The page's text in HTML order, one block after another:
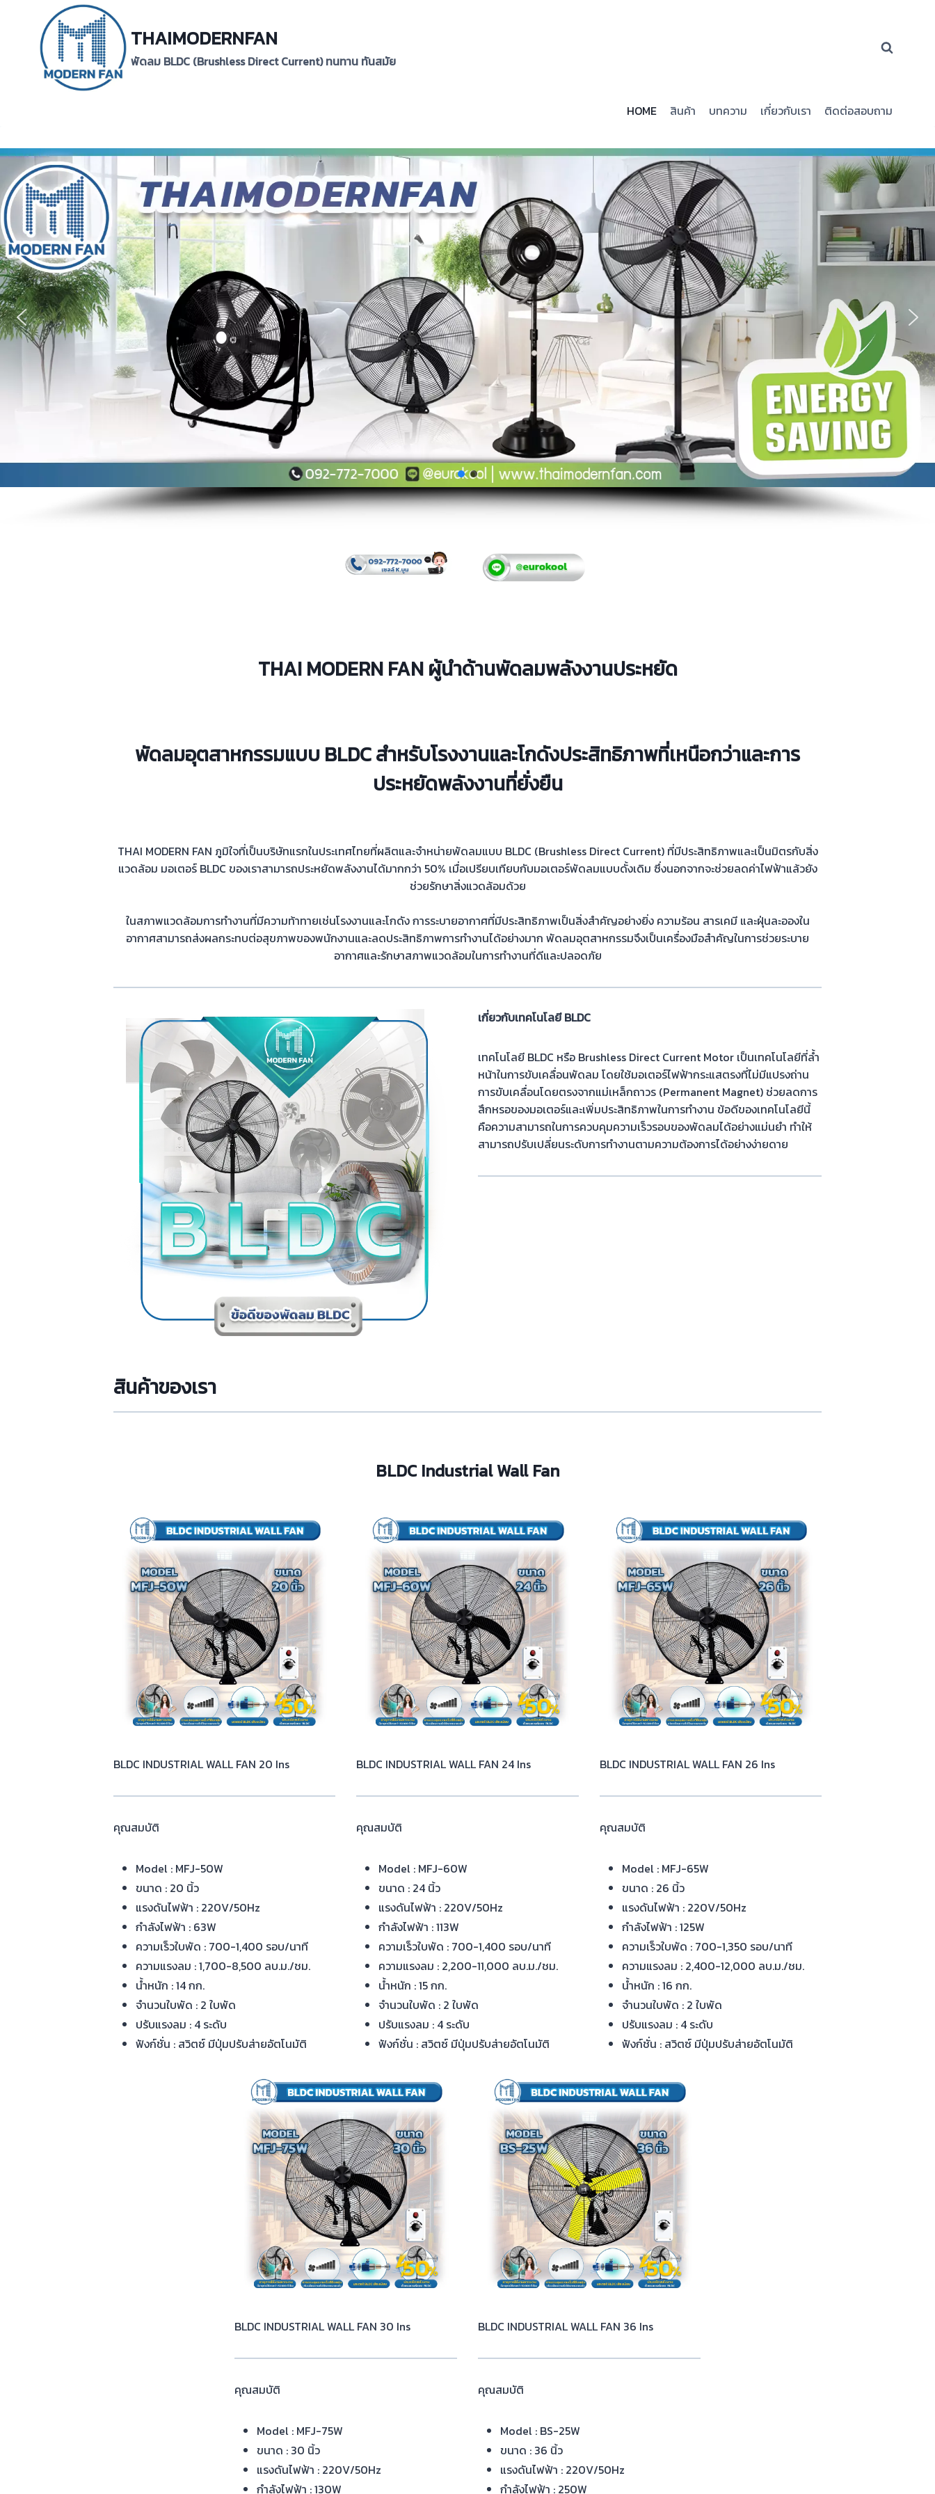
THAIMODERNFAN
พัดลม BLDC (Brushless Direct Current) ทนทาน ทันสมัย
HOME สินค้า บทความ เกี่ยวกับเรา ติดต่อสอบถาม
THAI MODERN FAN ผู้นำด้านพัดลมพลังงานประหยัด
พัดลมอุตสาหกรรมแบบ BLDCสำหรับโรงงานและโกดังประสิทธิภาพที่เหนือกว่าและการ
ประหยัดพลังงานที่ยั่งยืน
THAI MODERN FAN ภูมิใจที่เป็นบริษัทแรกในประเทศไทยที่ผลิตและจำหน่ายพัดลมแบบ BLDC (Brushless Direct Current) ที่มีประสิทธิภาพและเป็นมิตรกับสิ่ง
แวดล้อม มอเตอร์ BLDC ของเราสามารถประหยัดพลังงานได้มากกว่า 50% เมื่อเปรียบเทียบกับมอเตอร์พัดลมแบบดั้งเดิม ซึ่งนอกจากจะช่วยลดค่าไฟฟ้าแล้วยัง
ช่วยรักษาสิ่งแวดล้อมด้วย
ในสภาพแวดล้อมการทำงานที่มีความท้าทายเช่นโรงงานและโกดัง การระบายอากาศที่มีประสิทธิภาพเป็นสิ่งสำคัญอย่างยิ่ง ความร้อน สารเคมี และฝุ่นละอองใน
อากาศสามารถส่งผลกระทบต่อสุขภาพของพนักงานและลดประสิทธิภาพการทำงานได้อย่างมาก พัดลมอุตสาหกรรมจึงเป็นเครื่องมือสำคัญในการช่วยระบาย
อากาศและรักษาสภาพแวดล้อมในการทำงานที่ดีและปลอดภัย
เกี่ยวกับเทคโนโลยี BLDC
เทคโนโลยี BLDC หรือ Brushless Direct Current Motor เป็นเทคโนโลยีที่ล้ำ
หน้าในการขับเคลื่อนพัดลม โดยใช้มอเตอร์ไฟฟ้ากระแสตรงที่ไม่มีแปรงถ่าน
การขับเคลื่อนโดยตรงจากแม่เหล็กถาวร (Permanent Magnet) ช่วยลดการ
สึกหรอของมอเตอร์และเพิ่มประสิทธิภาพในการทำงาน ข้อดีของเทคโนโลยีนี้
คือความสามารถในการควบคุมความเร็วรอบของพัดลมได้อย่างแม่นยำ ทำให้
สามารถปรับเปลี่ยนระดับการทำงานตามความต้องการได้อย่างง่ายดาย
สินค้าของเรา
BLDC Industrial Wall Fan
BLDC INDUSTRIAL WALL FAN 20 Ins
คุณสมบัติ
Model : MFJ-50W
ขนาด : 20 นิ้ว
แรงดันไฟฟ้า : 220V/50Hz
กำลังไฟฟ้า : 63W
ความเร็วใบพัด : 700-1,400 รอบ/นาที
ความแรงลม : 1,700-8,500 ลบ.ม./ชม.
น้ำหนัก : 14 กก.
จำนวนใบพัด : 2 ใบพัด
ปรับแรงลม : 4 ระดับ
ฟังก์ชั่น : สวิตซ์ มีปุ่มปรับส่ายอัตโนมัติ
BLDC INDUSTRIAL WALL FAN 24 Ins
คุณสมบัติ
Model : MFJ-60W
ขนาด : 24 นิ้ว
แรงดันไฟฟ้า : 220V/50Hz
กำลังไฟฟ้า : 113W
ความเร็วใบพัด : 700-1,400 รอบ/นาที
ความแรงลม : 2,200-11,000 ลบ.ม./ชม.
น้ำหนัก : 15 กก.
จำนวนใบพัด : 2 ใบพัด
ปรับแรงลม : 4 ระดับ
ฟังก์ชั่น : สวิตซ์ มีปุ่มปรับส่ายอัตโนมัติ
BLDC INDUSTRIAL WALL FAN 26 Ins
คุณสมบัติ
Model : MFJ-65W
ขนาด : 26 นิ้ว
แรงดันไฟฟ้า : 220V/50Hz
กำลังไฟฟ้า : 125W
ความเร็วใบพัด : 700-1,350 รอบ/นาที
ความแรงลม : 2,400-12,000 ลบ.ม./ชม.
น้ำหนัก : 16 กก.
จำนวนใบพัด : 2 ใบพัด
ปรับแรงลม : 4 ระดับ
ฟังก์ชั่น : สวิตซ์ มีปุ่มปรับส่ายอัตโนมัติ
BLDC INDUSTRIAL WALL FAN 30 Ins
คุณสมบัติ
Model : MFJ-75W
ขนาด : 30 นิ้ว
แรงดันไฟฟ้า : 220V/50Hz
กำลังไฟฟ้า : 130W
BLDC INDUSTRIAL WALL FAN 36 Ins
คุณสมบัติ
Model : BS-25W
ขนาด : 36 นิ้ว
แรงดันไฟฟ้า : 220V/50Hz
กำลังไฟฟ้า : 250W